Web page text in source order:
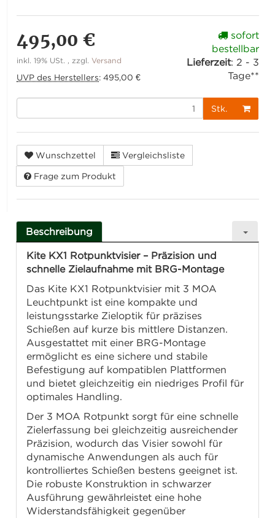
495,00 €
inkl. 19% USt. , zzgl.Versand
UVP des Herstellers:495,00 €
sofort
bestellbar
Lieferzeit: 2 - 3
Tage**
Stk.
Wunschzettel Vergleichsliste
Frage zum Produkt
Beschreibung
Kite KX1 Rotpunktvisier – Präzision und
schnelle Zielaufnahme mit BRG-Montage
Das Kite KX1 Rotpunktvisier mit 3 MOA
Leuchtpunkt ist eine kompakte und
leistungsstarke Zieloptik für präzises
Schießen auf kurze bis mittlere Distanzen.
Ausgestattet mit einer BRG-Montage
ermöglicht es eine sichere und stabile
Befestigung auf kompatiblen Plattformen
und bietet gleichzeitig ein niedriges Profil für
optimales Handling.
Der 3 MOA Rotpunkt sorgt für eine schnelle
Zielerfassung bei gleichzeitig ausreichender
Präzision, wodurch das Visier sowohl für
dynamische Anwendungen als auch für
kontrolliertes Schießen bestens geeignet ist.
Die robuste Konstruktion in schwarzer
Ausführung gewährleistet eine hohe
Widerstandsfähigkeit gegenüber